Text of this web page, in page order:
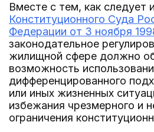
Вместе с тем, как следует
Конституционного Суда
Федерации от 3 ноября
законодательное
жилищной сфере должно
возможность
дифференцированного
или иных жизненных
избежания чрезмерного и
ограничения